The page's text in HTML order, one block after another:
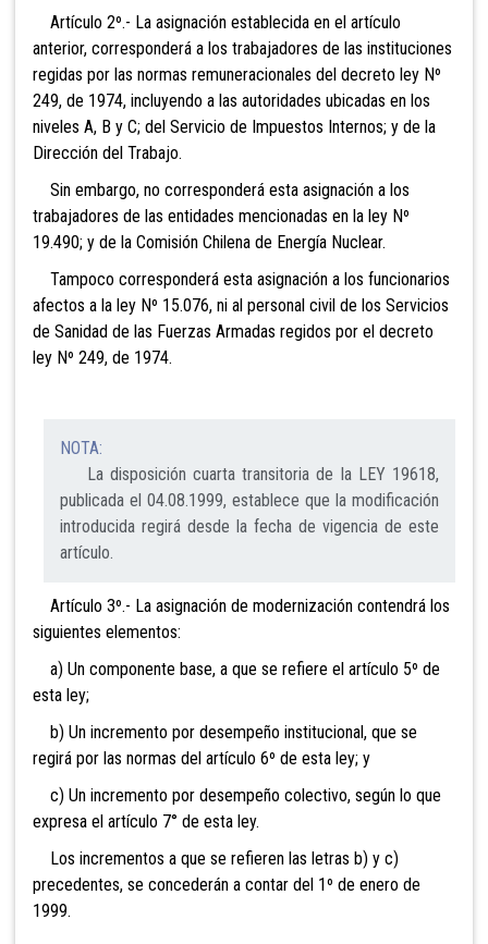
Artículo 2º.- La asignación establecida en el artículo
anterior, corresponderá a los trabajadores de las instituciones
regidas por las normas remuneracionales del decreto ley Nº
249, de 1974, incluyendo a las autoridades ubicadas en los
niveles A, B y C; del Servicio de Impuestos Internos; y de la
Dirección del Trabajo.
Sin embargo, no corresponderá esta asignación a los
trabajadores de las entidades mencionadas en la ley Nº
19.490; y de la Comisión Chilena de Energía Nuclear.
Tampoco corresponderá esta asignación a los funcionarios
afectos a la ley Nº 15.076, ni al personal civil de los Servicios
de Sanidad de las Fuerzas Armadas regidos por el decreto
ley Nº 249, de 1974.
NOTA:
La disposición cuarta transitoria de la LEY 19618,
publicada el 04.08.1999, establece que la modificación
introducida regirá desde la fecha de vigencia de este
artículo.
Artículo 3º.- La asignación de modernización contendrá los
siguientes elementos:
a) Un componente base, a que se refiere el artículo 5º de
esta ley;
b) Un incremento por desempeño institucional, que se
regirá por las normas del artículo 6º de esta ley; y
c) Un incremento por desempeño colectivo, según lo que
expresa el artículo 7° de esta ley.
Los incrementos a que se refieren las letras b) y c)
precedentes, se concederán a contar del 1º de enero de
1999.